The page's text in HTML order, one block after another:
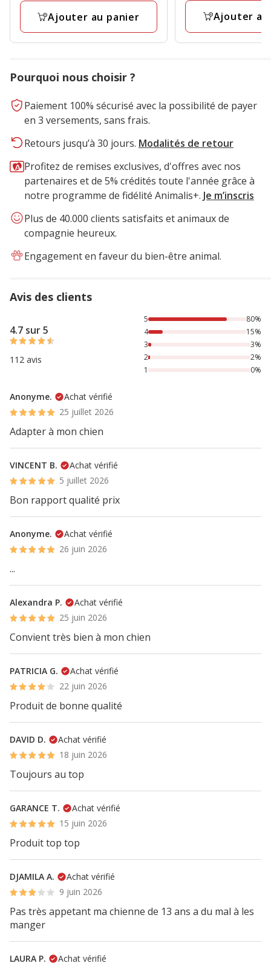
Ajouter au panier
avis
Ajouter
Pourquoi nous choisir ?
Paiement 100% sécurisé avec la possibilité de payer
en 3 versements, sans frais.
Retours jusqu’à 30 jours. Modalités de retour
Profitez de remises exclusives, d'offres avec nos
partenaires et de 5% crédités toute l'année grâce à
notre programme de fidélité Animalis+. Je m’inscris
Plus de 40.000 clients satisfaits et animaux de
compagnie heureux.
Engagement en faveur du bien-être animal.
Avis des clients
4.7 sur 5
112 avis
80% des personnes lont noté avec {1} étoiles, 15% des
5
80%
4
15%
3
3%
2
2%
1
0%
Anonyme.
Achat vérifié
25 juillet 2026
Adapter à mon chien
VINCENT B.
Achat vérifié
5 juillet 2026
Bon rapport qualité prix
Anonyme.
Achat vérifié
26 juin 2026
...
Alexandra P.
Achat vérifié
25 juin 2026
Convient très bien à mon chien
PATRICIA G.
Achat vérifié
22 juin 2026
Produit de bonne qualité
DAVID D.
Achat vérifié
18 juin 2026
Toujours au top
GARANCE T.
Achat vérifié
15 juin 2026
Produit top top
DJAMILA A.
Achat vérifié
9 juin 2026
Pas très appetant ma chienne de 13 ans a du mal à les
manger
LAURA P.
Achat vérifié